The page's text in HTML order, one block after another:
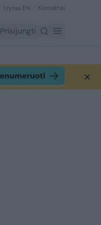
Lrytas EN Kontaktai
Prisijungti